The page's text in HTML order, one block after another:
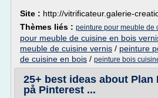
Site : http://vitrificateur.galerie-
Thèmes liés : peinture pour meuble de
pour meuble de cuisine en bois
meuble de cuisine vernis / peinture
de cuisine en bois / peinture bois
25+ best ideas about Plan
på Pinterest ...